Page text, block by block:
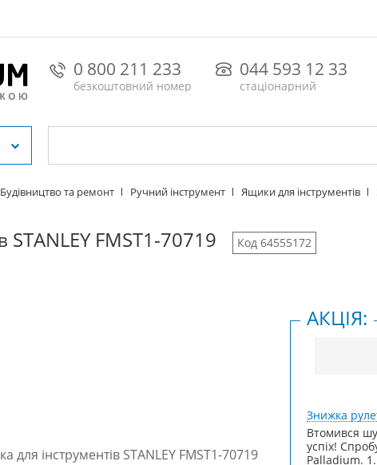
0 800 211 233
безкоштовний номер
044 593 12 33
стаціонарний
Будівництво та ремонт Ручний інструмент Ящики для інструментів
STANLEY FMST1-70719 Код 64555172
АКЦІЯ:
Знижка
Втомився
успіх!
Palladium.